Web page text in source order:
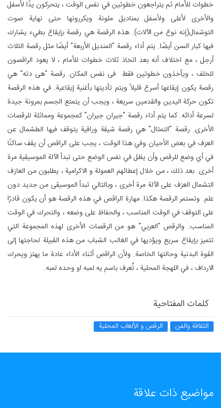
خطوات للأمام ثم يتراجعون خطوتين في نفس الوقت ، يتحركون يدًا لأسفل
والأخرى لأعلى ولأسفل بمناديل ملونة ويكررونها حتى نهاية صوت
التوشمال(إنه نوع من الآلات). هذه الرقصة هي رقصة بإيقاع بطيء يشارك
فيها كبار السن أيضًا. يتم أداء رقصة "المنديل الأربعة" أيضًا مثل رقصة الثلاث
أرجل ، مع اختلاف أنه بعد اتخاذ ثلاث خطوات للأمام ، لا يعود الراقصون
للخلف ، ويأخذون خطوتين فقط فی نفس المکان. رقصة "هی دته" هي
رقصة يكون إيقاعها أسرع قليلاً ويتم تأديتها بأغنية إيقاعية. في هذه الرقصة
تكون حركة اليدين والقدمين سريعة ، ويجب أن يتمتع الجسم بمرونة جيدة
لسرعة أدائه. كما يتم أداء رقصة "جيران جيران" كمجموعة ومماثلة للرقصات
الأخرى. رقصة "التمثال" هي رقصة شيقة وراقية يتوقف فيها الطشمال عن
العزف في بعض الأحيان وفي هذا الوقت ، يجب على الراقص أن يقف ساكنًا
في أي وضع للرقص وأن يظل في نفس الوضع حتى تبدأ الآلة الموسيقية مرة
أخرى. بعد ذلك ، من خلال إعطائهم العمولة و الاکرامیة ، يطلبون من العازف
التشمال العزف على الآلة مرة أخرى ، وبالتالي تبدأ الموسيقى من جديد دون
علم. وتستمر الرقصة هكذا. مهارة الراقص في هذه الرقصة هو أن يكون قادرًا
على التوقف في الوقت المناسب ، والحفاظ على وضعه ، والتحرك في الوقت
المناسب. والرقص "العربي" هو من الرقصات الأخرى لهذه المجموعة التي
تتميز بإيقاع سريع ويؤديها في الغالب الشباب من هذه القبيلة لحاجتها إلى
القوة البدنية وحالتها الخاصة. ولأن الراقص أثناء الأداء عادة ما يهتز ويحرك
الارداف ، في اللهجة المحلية ، تُعرف باسم یه لمبه او وحده لمبه.
كلمات المفتاحية
الثقافة والفن الرقص و الألعاب المحلية
مواضيع ذات علاقة